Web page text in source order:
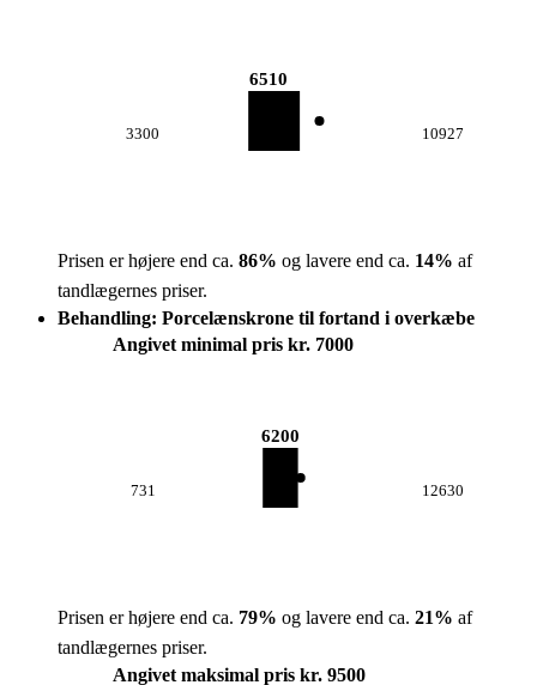
3300
6510
10927
Prisen er højere end ca. 86% og lavere end ca. 14% af
tandlægernes priser.
Behandling: Porcelænskrone til fortand i overkæbe
Angivet minimal pris kr. 7000
731
6200
12630
Prisen er højere end ca. 79% og lavere end ca. 21% af
tandlægernes priser.
Angivet maksimal pris kr. 9500